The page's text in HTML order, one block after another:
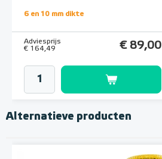
6 en 10 mm dikte
Adviesprijs
€ 164,49
€ 89,00
Alternatieve producten